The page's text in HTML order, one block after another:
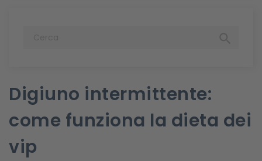
Digiuno intermittente:
come funziona la dieta dei
vip